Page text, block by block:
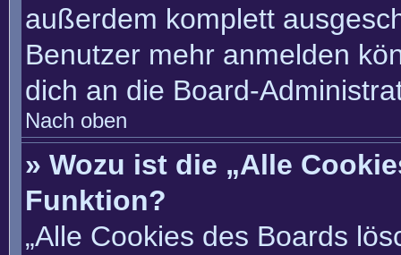
außerdem komplett
Benutzer mehr anmelden
dich an die Board-
Nach oben
» Wozu ist die „Alle
Funktion?
„Alle Cookies des Boards